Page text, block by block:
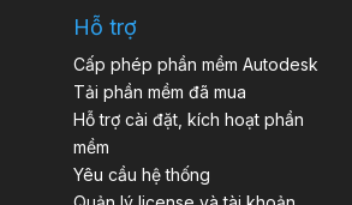
Hỗ trợ
Cấp phép phần mềm Autodesk
Tải phần mềm đã mua
Hỗ trợ cài đặt, kích hoạt phần
mềm
Yêu cầu hệ thống